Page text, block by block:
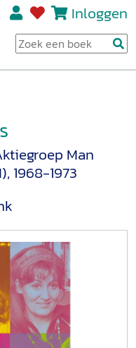
Inloggen
Man
1968-1973